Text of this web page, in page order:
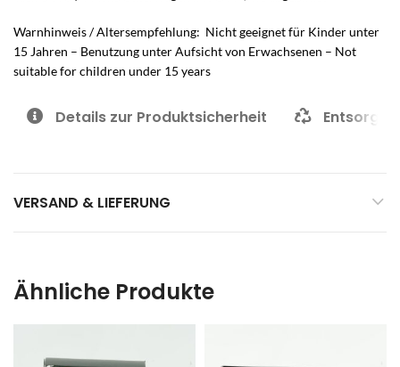
Warnhinweis / Altersempfehlung: Nicht geeignet für Kinder unter
15 Jahren – Benutzung unter Aufsicht von Erwachsenen – Not
suitable for children under 15 years
Details zur Produktsicherheit
VERSAND & LIEFERUNG
Ähnliche Produkte